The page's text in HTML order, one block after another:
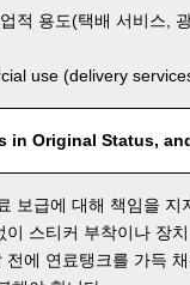
적 용도(택배 서비스,
use (delivery
in Original Status,
보급에 대해 책임을
스티커 부착이나 장
에 연료탱크를 가득